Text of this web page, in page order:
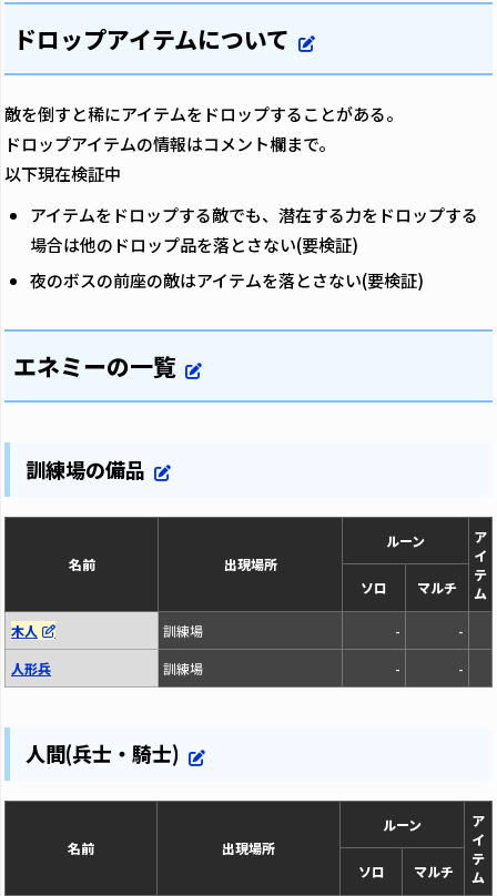
ドロップアイテムについて
敵を倒すと稀にアイテムをドロップすることがある。
ドロップアイテムの情報はコメント欄まで。
以下現在検証中
アイテムをドロップする敵でも、潜在する力をドロップする
場合は他のドロップ品を落とさない(要検証)
夜のボスの前座の敵はアイテムを落とさない(要検証)
エネミーの一覧
訓練場の備品
名前 出現場所
ルーン
ア
イ
テ
ム
ソロ マルチ
木人 訓練場 -
-
人形兵
訓練場 - -
人間(兵士・騎士)
名前 出現場所
ルーン
ア
イ
テ
ム
ソロ マルチ